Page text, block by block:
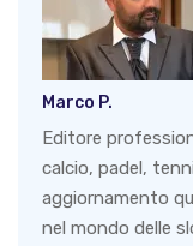
Marco P.
Editore
calcio, padel,
aggiornamento
nel mondo delle